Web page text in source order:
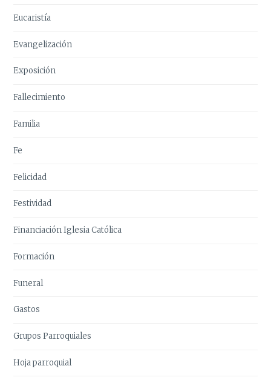
Eucaristía
Evangelización
Exposición
Fallecimiento
Familia
Fe
Felicidad
Festividad
Financiación Iglesia Católica
Formación
Funeral
Gastos
Grupos Parroquiales
Hoja parroquial